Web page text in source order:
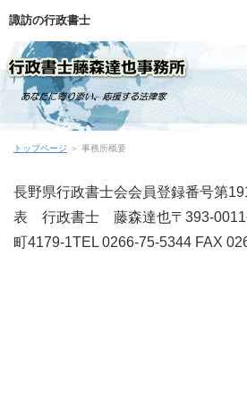
諏訪の行政書士
代表挨拶
業務＆料金
トップページ ＞ 事務所概要
長野県行政書士会会員登録番号第
表 行政書士 藤森達也〒393-0011
町4179-1TEL 0266-75-5344 FAX